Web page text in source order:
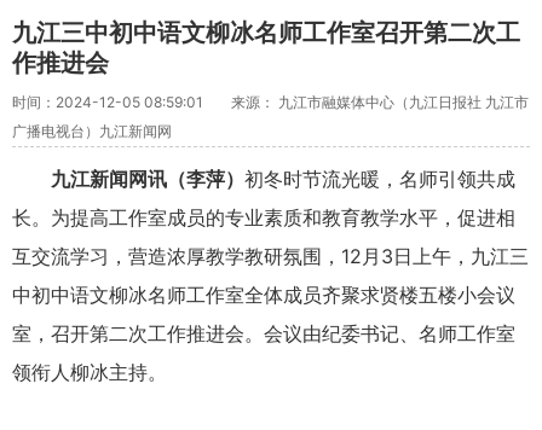
九江三中初中语文柳冰名师工作室召开第二次工
作推进会
时间：2024-12-05 08:59:01
来源： 九江市融媒体中心（九江日报社 九江市
广播电视台）九江新闻网
九江新闻网讯（李萍） 初冬时节流光暖，名师引领共成
长。为提高工作室成员的专业素质和教育教学水平，促进相
互交流学习，营造浓厚教学教研氛围，12月3日上午，九江三
中初中语文柳冰名师工作室全体成员齐聚求贤楼五楼小会议
室，召开第二次工作推进会。会议由纪委书记、名师工作室
领衔人柳冰主持。